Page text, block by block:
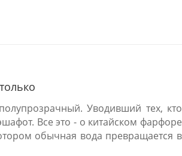
Уводивший тех, кто
Все это - о китайском фарфоре
обычная вода превращается в